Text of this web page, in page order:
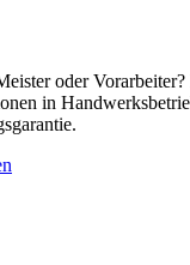
oder
in